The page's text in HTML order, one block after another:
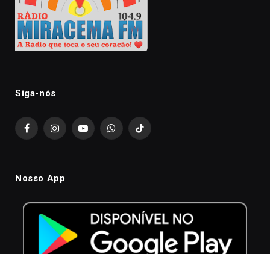
Siga-nós
FacebookInstagramYouTubeWhatsAppTikTok
Nosso App